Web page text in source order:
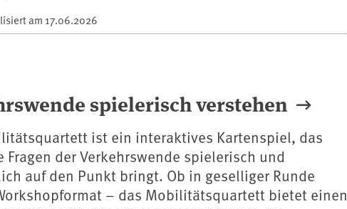
am 17.06.2026
spielerisch verstehen
ist ein interaktives Kartenspiel, das
Fragen der Verkehrswende spielerisch und
auf den Punkt bringt. Ob in geselliger Runde
– das Mobilitätsquartett bietet einen